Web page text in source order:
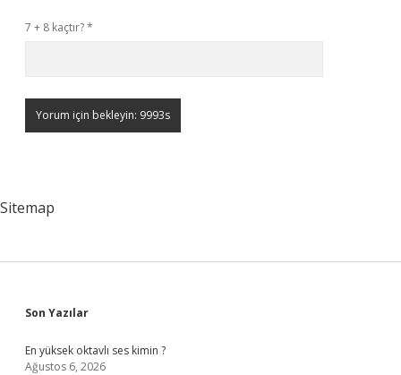
7 + 8 kaçtır?*
Sitemap
Sidebar
Son Yazılar
En yüksek oktavlı ses kimin ?
Ağustos 6, 2026